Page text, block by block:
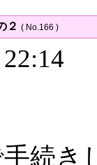
２ ( No.166 )
手続